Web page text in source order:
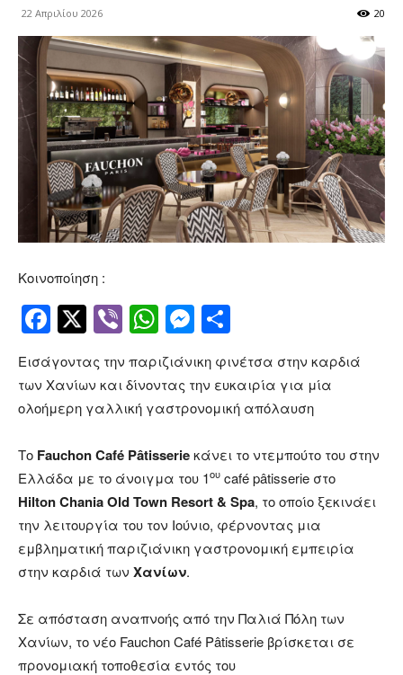
22 Απριλίου 2026 20
Κοινοποίηση :
Facebook
Twitter
ViberWhatsApp
Messenger
Εισάγοντας την παριζιάνικη φινέτσα στην καρδιά
των Χανίων και δίνοντας την ευκαιρία για μία
ολοήμερη γαλλική γαστρονομική απόλαυση
Το FauchonCafé Pâtisserieκάνει το ντεμπούτο του στην
Ελλάδα με το άνοιγμα του 1ου café pâtisserie στο
HiltonChaniaOldTown Resort& Spa, το οποίο ξεκινάει
την λειτουργία του τον Ιούνιο, φέρνοντας μια
εμβληματική παριζιάνικη γαστρονομική εμπειρία
στην καρδιά των Χανίων.
Σε απόσταση αναπνοής από την Παλιά Πόλη των
Χανίων, το νέο Fauchon Café Pâtisserie βρίσκεται σε
προνομιακή τοποθεσία εντός του